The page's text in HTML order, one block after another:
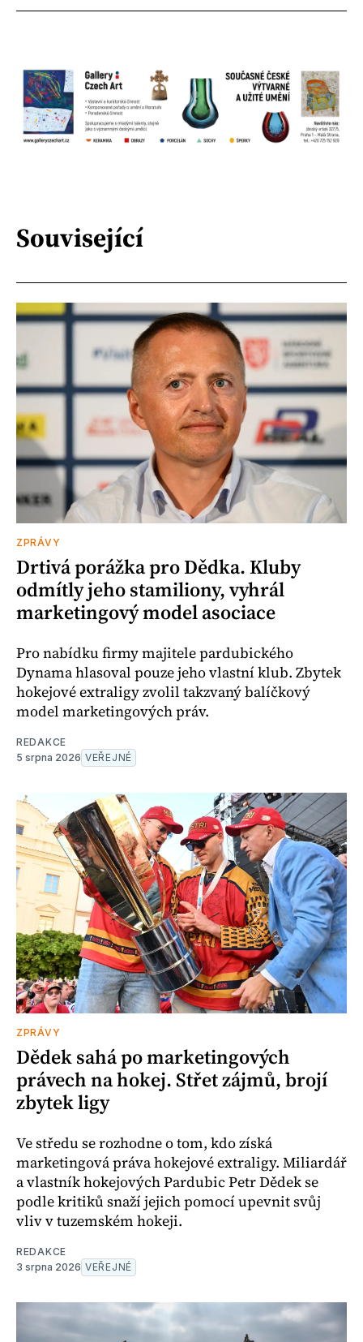
Související
ZPRÁVY
Drtivá porážka pro Dědka. Kluby
odmítly jeho stamiliony, vyhrál
marketingový model asociace
Pro nabídku firmy majitele pardubického
Dynama hlasoval pouze jeho vlastní klub. Zbytek
hokejové extraligy zvolil takzvaný balíčkový
model marketingových práv.
REDAKCE
5 srpna 2026 VEŘEJNÉ
ZPRÁVY
Dědek sahá po marketingových
právech na hokej. Střet zájmů, brojí
zbytek ligy
Ve středu se rozhodne o tom, kdo získá
marketingová práva hokejové extraligy. Miliardář
a vlastník hokejových Pardubic Petr Dědek se
podle kritiků snaží jejich pomocí upevnit svůj
vliv v tuzemském hokeji.
REDAKCE
3 srpna 2026 VEŘEJNÉ